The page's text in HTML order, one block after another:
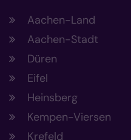
Aachen-Land
Aachen-Stadt
Düren
Eifel
Heinsberg
Kempen-Viersen
Krefeld